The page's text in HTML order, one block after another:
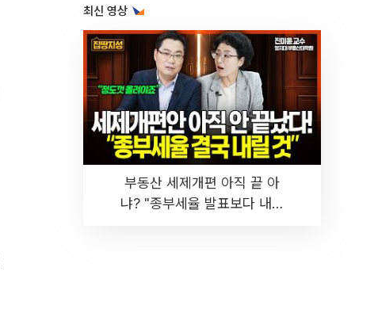
최신 영상
부동산 세제개편 아직 끝 아
냐? "종부세율 발표보다 내릴